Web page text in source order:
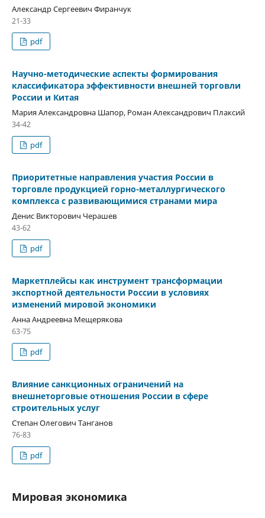
Александр Сергеевич Фиранчук
21-33
pdf
Научно-методические аспекты формирования
классификатора эффективности внешней торговли
России и Китая
Мария Александровна Шапор, Роман Александрович Плаксий
34-42
pdf
Приоритетные направления участия России в
торговле продукцией горно-металлургического
комплекса с развивающимися странами мира
Денис Викторович Черашев
43-62
pdf
Маркетплейсы как инструмент трансформации
экспортной деятельности России в условиях
изменений мировой экономики
Анна Андреевна Мещерякова
63-75
pdf
Влияние санкционных ограничений на
внешнеторговые отношения России в сфере
строительных услуг
Степан Олегович Танганов
76-83
pdf
Мировая экономика